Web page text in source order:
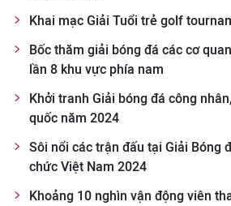
中文
FRANÇAIS
РУССКИЙ
ESPAÑOL
Khai mạc Giải Tuổi trẻ golf
Bốc thăm giải bóng đá các cơ
lần 8 khu vực phía nam
Khởi tranh Giải bóng đá công
quốc năm 2024
Sôi nổi các trận đấu tại Giải Bóng
chức Việt Nam 2024
Khoảng 10 nghìn vận động viên